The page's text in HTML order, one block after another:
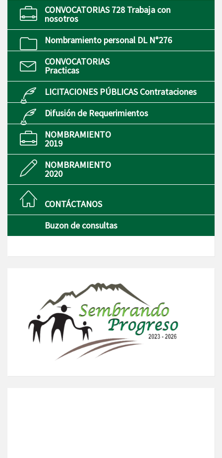
CONVOCATORIAS 728 Trabaja con
nosotros
Nombramiento personal DL N°276
CONVOCATORIAS
Practicas
LICITACIONES PÚBLICAS Contrataciones
Difusión de Requerimientos
NOMBRAMIENTO
2019
NOMBRAMIENTO
2020
CONTÁCTANOS
Buzon de consultas